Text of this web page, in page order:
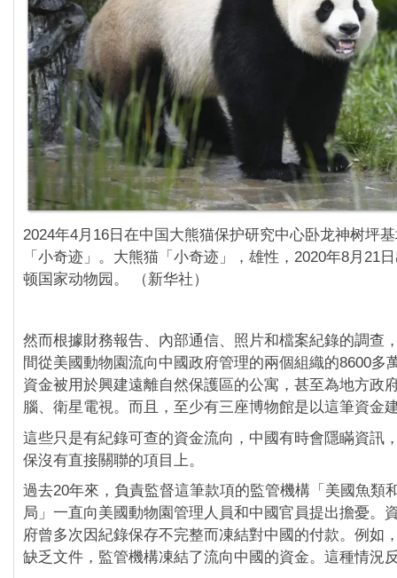
2024年4月16日在中国大熊猫保护研究中心卧龙神树坪
「小奇迹」。大熊猫「小奇迹」，雄性，2020年8月21
顿国家动物园。 （新华社）
然而根據財務報告、內部通信、照片和檔案紀錄的調查
間從美國動物園流向中國政府管理的兩個組織的8600多
資金被用於興建遠離自然保護區的公寓，甚至為地方政
腦、衛星電視。而且，至少有三座博物館是以這筆資金
這些只是有紀錄可查的資金流向，中國有時會隱瞞資訊
保沒有直接關聯的項目上。
過去20年來，負責監督這筆款項的監管機構「美國魚類
局」一直向美國動物園管理人員和中國官員提出擔憂。
府曾多次因紀錄保存不完整而凍結對中國的付款。例如
缺乏文件，監管機構凍結了流向中國的資金。這種情況